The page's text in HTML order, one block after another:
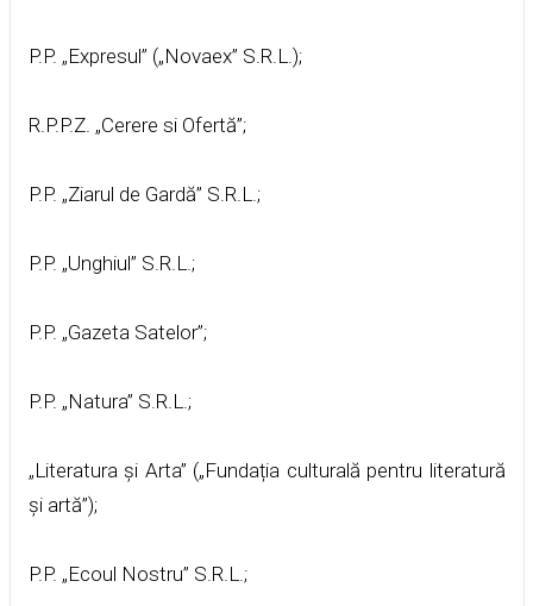
P.P. „Expresul” („Novaex” S.R.L.);
R.P.P.Z. „Cerere si Ofertă”;
P.P. „Ziarul de Gardă” S.R.L.;
P.P. „Unghiul” S.R.L.;
P.P. „Gazeta Satelor”;
P.P. „Natura” S.R.L.;
„Literatura și Arta” („Fundația culturală pentru literatură
și artă”);
P.P. „Ecoul Nostru” S.R.L.;